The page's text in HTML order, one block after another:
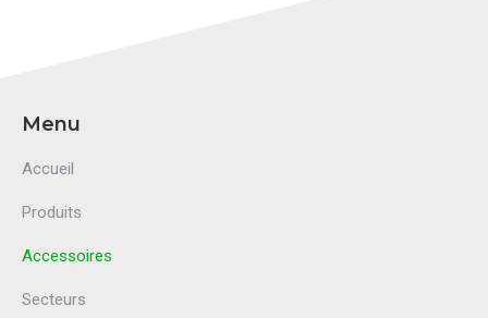
Menu
Accueil
Produits
Accessoires
Secteurs